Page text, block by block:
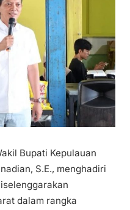
Bupati Kepulauan
S.E., menghadiri
dalam rangka